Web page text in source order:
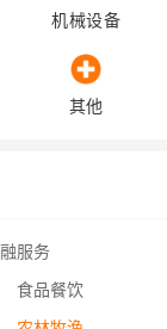
机械设备
其他
服务
食品餐饮